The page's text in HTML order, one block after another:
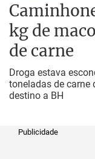
kg de
de carne
Droga estava
toneladas de carne
destino a BH
Publicidade